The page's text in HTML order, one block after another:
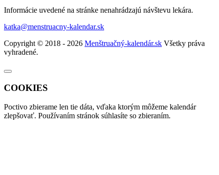
Informácie uvedené na stránke nenahrádzajú návštevu lekára.
katka@menstruacny-kalendar.sk
Copyright © 2018 - 2026 Menštruačný-kalendár.sk Všetky práva
vyhradené.
COOKIES
Poctivo zbierame len tie dáta, vďaka ktorým môžeme kalendár
zlepšovať. Používaním stránok súhlasíte so zbieraním.